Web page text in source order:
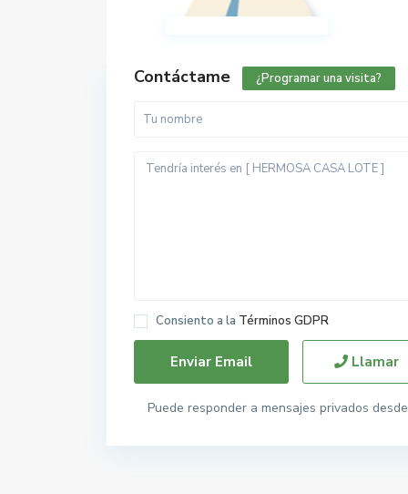
Contáctame ¿Programar una visita?
Consiento a la Términos GDPR
Llamar
Puede responder a mensajes privados